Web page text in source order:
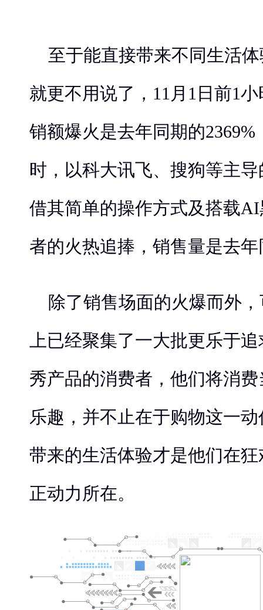
至于能直接带来不同生活
就更不用说了，11月1日前1
销额爆火是去年同期的2369%
时，以科大讯飞、搜狗等主
借其简单的操作方式及搭载
者的火热追捧，销售量是去
除了销售场面的火爆而外
上已经聚集了一大批更乐于
秀产品的消费者，他们将消
乐趣，并不止在于购物这一
带来的生活体验才是他们在
正动力所在。